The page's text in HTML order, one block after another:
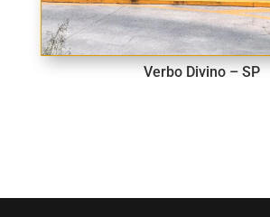
Verbo Divino – SP